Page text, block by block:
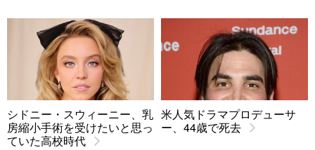
シドニー・スウィーニー、乳
房縮小手術を受けたいと思っ
ていた高校時代
米人気ドラマプロデューサ
ー、44歳で死去